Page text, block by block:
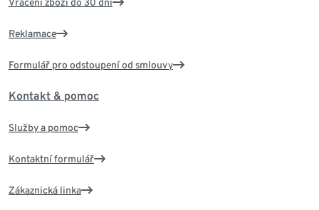
Reklamace
Formulář pro odstoupení od smlouvy
Kontakt & pomoc
Služby a pomoc
Kontaktní formulář
Zákaznická linka